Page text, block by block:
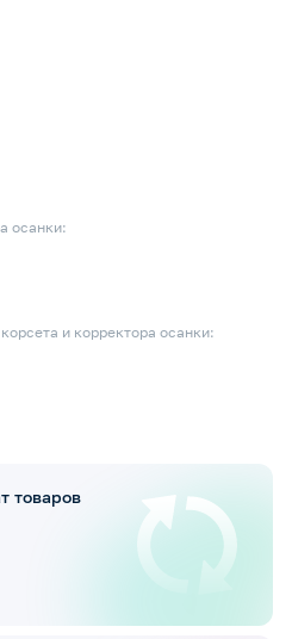
осанки:
и корректора осанки:
товаров